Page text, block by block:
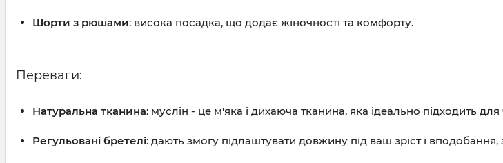
Шорти з рюшами: висока посадка, що додає жіночності та комфорту.
Переваги:
Натуральна тканина: муслін - це м'яка і дихаюча тканина, яка ідеально підходить
Регульовані бретелі: дають змогу підлаштувати довжину під ваш зріст і